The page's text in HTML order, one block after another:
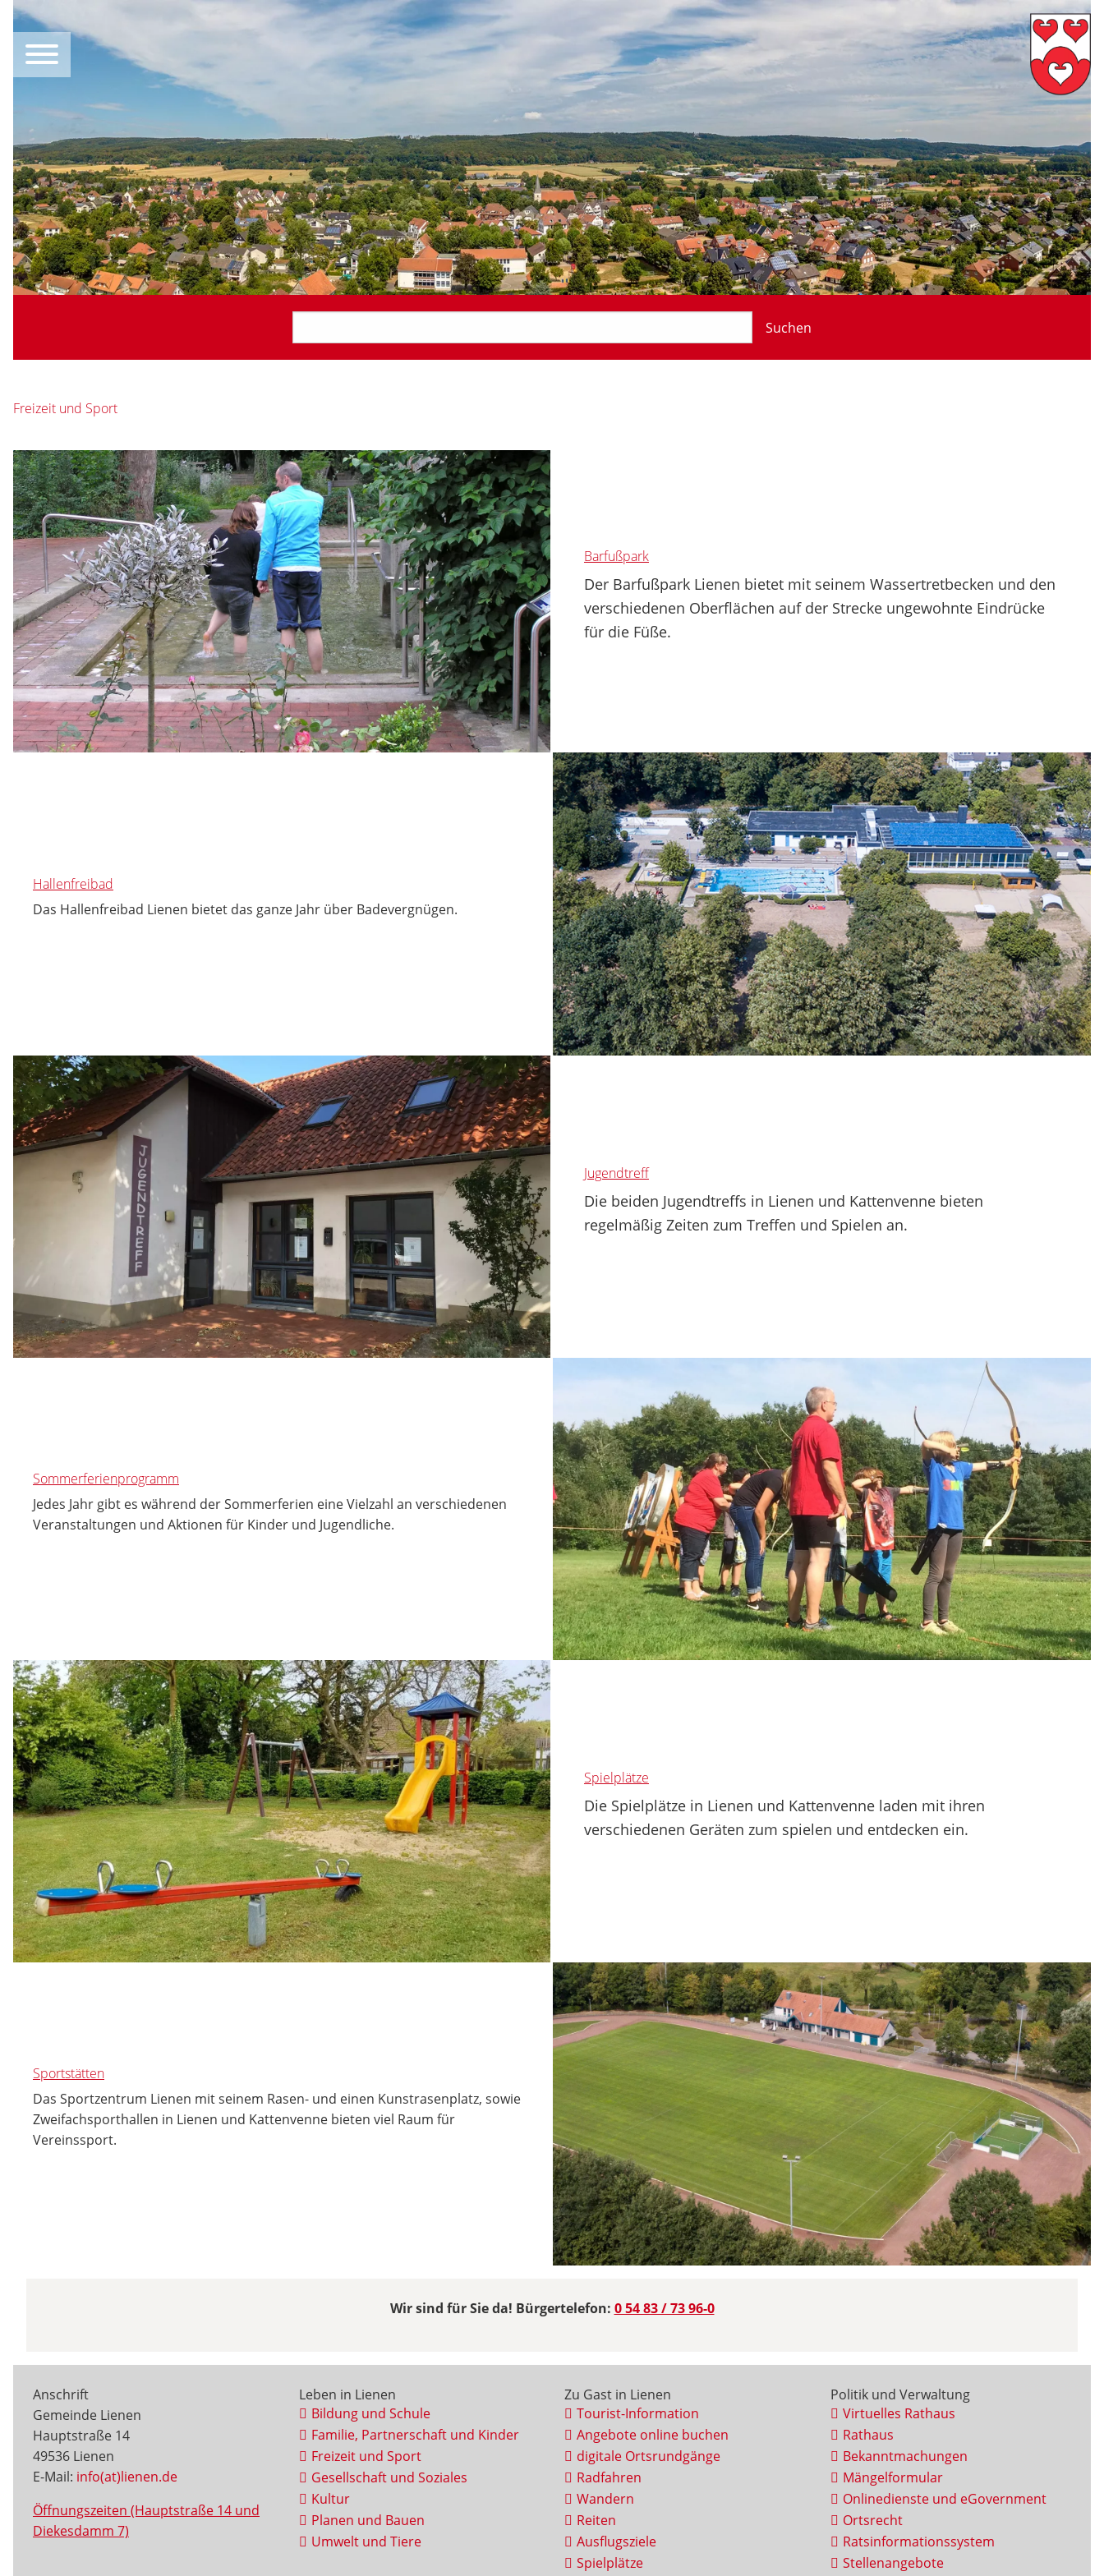
Suchen
Freizeit und Sport
Barfußpark
Der Barfußpark Lienen bietet mit seinem Wassertretbecken und den
verschiedenen Oberflächen auf der Strecke ungewohnte Eindrücke
für die Füße.
Hallenfreibad
Das Hallenfreibad Lienen bietet das ganze Jahr über Badevergnügen.
Jugendtreff
Die beiden Jugendtreffs in Lienen und Kattenvenne bieten
regelmäßig Zeiten zum Treffen und Spielen an.
Sommerferienprogramm
Jedes Jahr gibt es während der Sommerferien eine Vielzahl an verschiedenen
Veranstaltungen und Aktionen für Kinder und Jugendliche.
Spielplätze
Die Spielplätze in Lienen und Kattenvenne laden mit ihren
verschiedenen Geräten zum spielen und entdecken ein.
Sportstätten
Das Sportzentrum Lienen mit seinem Rasen- und einen Kunstrasenplatz, sowie
Zweifachsporthallen in Lienen und Kattenvenne bieten viel Raum für
Vereinssport.
Wir sind für Sie da! Bürgertelefon: 0 54 83 / 73 96-0
Anschrift
Gemeinde Lienen
Hauptstraße 14
49536 Lienen
E-Mail: info(at)lienen.de
Öffnungszeiten (Hauptstraße 14 und
Diekesdamm 7)
Leben in Lienen
Bildung und Schule
Familie, Partnerschaft und Kinder
Freizeit und Sport
Gesellschaft und Soziales
Kultur
Planen und Bauen
Umwelt und Tiere
Zu Gast in Lienen
Tourist-Information
Angebote online buchen
digitale Ortsrundgänge
Radfahren
Wandern
Reiten
Ausflugsziele
Spielplätze
Politik und Verwaltung
Virtuelles Rathaus
Rathaus
Bekanntmachungen
Mängelformular
Onlinedienste und eGovernment
Ortsrecht
Ratsinformationssystem
Stellenangebote